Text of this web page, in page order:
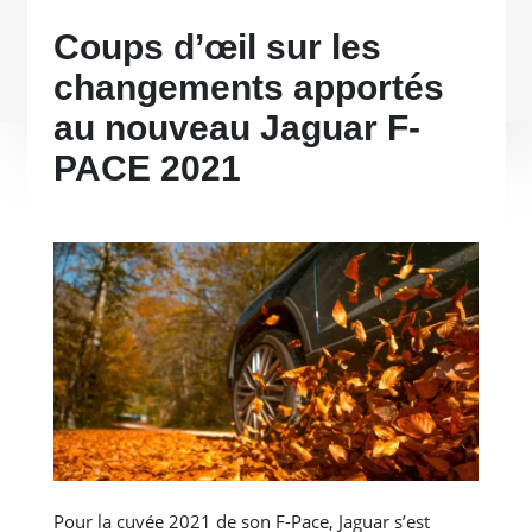
Coups d’œil sur les
changements apportés
au nouveau Jaguar F-
PACE 2021
Pour la cuvée 2021 de son F-Pace, Jaguar s’est